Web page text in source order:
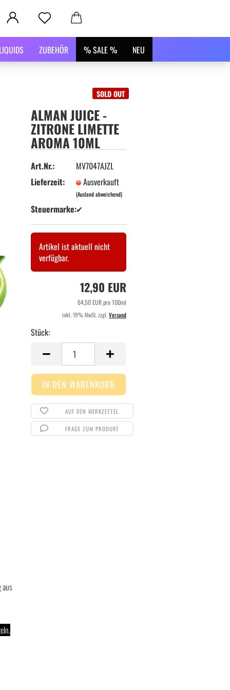
ZUBEHÖR % SALE % NEU
SOLD OUT
ALMAN JUICE -
ZITRONE LIMETTE
AROMA 10ML
Art.Nr.:
MV7047AJZL
Lieferzeit:
Ausverkauft
(Ausland abweichend)
Steuermarke:✔
Artikel ist aktuell nicht
verfügbar.
12,90 EUR
64,50 EUR pro 100ml
inkl. 19% MwSt. zzgl.Versand
Stück:
Stück
AUF DEN MERKZETTEL
FRAGE ZUM PRODUKT
aus